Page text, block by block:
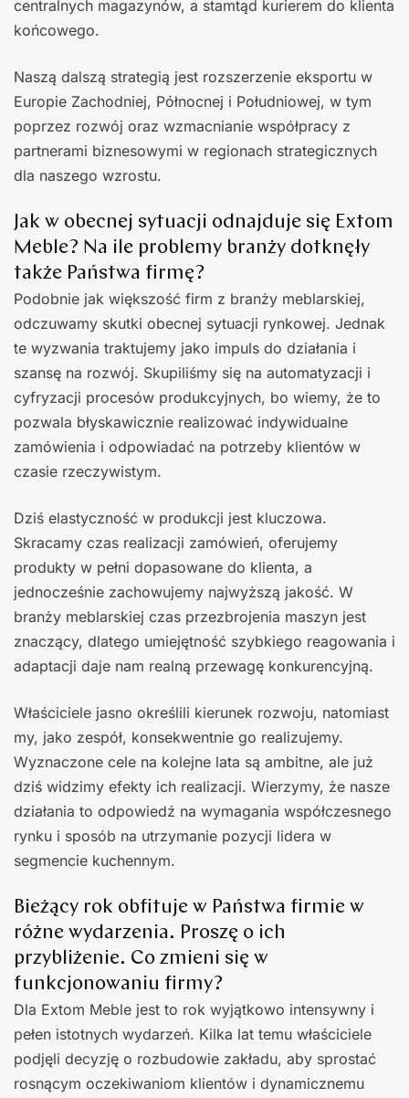
centralnych magazynów, a stamtąd kurierem do klienta
końcowego.
Naszą dalszą strategią jest rozszerzenie eksportu w
Europie Zachodniej, Północnej i Południowej, w tym
poprzez rozwój oraz wzmacnianie współpracy z
partnerami biznesowymi w regionach strategicznych
dla naszego wzrostu.
Jak w obecnej sytuacji odnajduje się Extom
Meble? Na ile problemy branży dotknęły
także Państwa firmę?
Podobnie jak większość firm z branży meblarskiej,
odczuwamy skutki obecnej sytuacji rynkowej. Jednak
te wyzwania traktujemy jako impuls do działania i
szansę na rozwój. Skupiliśmy się na automatyzacji i
cyfryzacji procesów produkcyjnych, bo wiemy, że to
pozwala błyskawicznie realizować indywidualne
zamówienia i odpowiadać na potrzeby klientów w
czasie rzeczywistym.
Dziś elastyczność w produkcji jest kluczowa.
Skracamy czas realizacji zamówień, oferujemy
produkty w pełni dopasowane do klienta, a
jednocześnie zachowujemy najwyższą jakość. W
branży meblarskiej czas przezbrojenia maszyn jest
znaczący, dlatego umiejętność szybkiego reagowania i
adaptacji daje nam realną przewagę konkurencyjną.
Właściciele jasno określili kierunek rozwoju, natomiast
my, jako zespół, konsekwentnie go realizujemy.
Wyznaczone cele na kolejne lata są ambitne, ale już
dziś widzimy efekty ich realizacji. Wierzymy, że nasze
działania to odpowiedź na wymagania współczesnego
rynku i sposób na utrzymanie pozycji lidera w
segmencie kuchennym.
Bieżący rok obfituje w Państwa firmie w
różne wydarzenia. Proszę o ich
przybliżenie. Co zmieni się w
funkcjonowaniu firmy?
Dla Extom Meble jest to rok wyjątkowo intensywny i
pełen istotnych wydarzeń. Kilka lat temu właściciele
podjęli decyzję o rozbudowie zakładu, aby sprostać
rosnącym oczekiwaniom klientów i dynamicznemu